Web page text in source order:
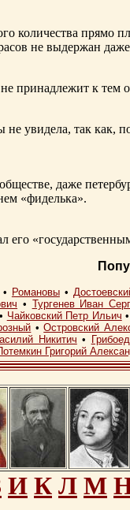
количества прямо
не выдержан
принадлежит к тем
увидела, так как,
даже
«фиделька».
• Романовы•
• Тургенев Иван
Чайковский Петр Ильич •
•Островский
Никитич •
Григорий
И К Л М